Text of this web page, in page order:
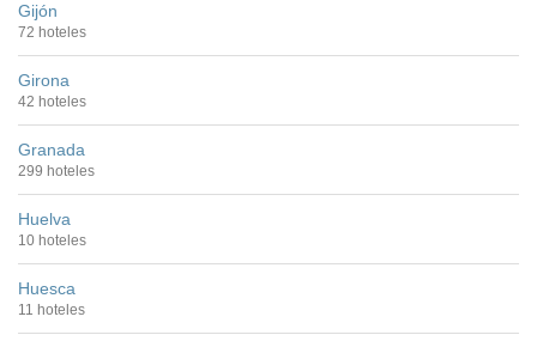
Gijón
72 hoteles
Girona
42 hoteles
Granada
299 hoteles
Huelva
10 hoteles
Huesca
11 hoteles